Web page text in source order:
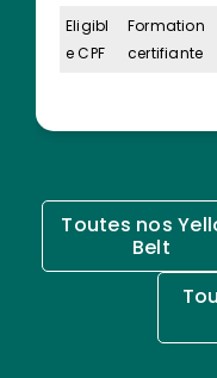
Eligibl
e CPF
Formation
certifiante
Toutes nos
Belt